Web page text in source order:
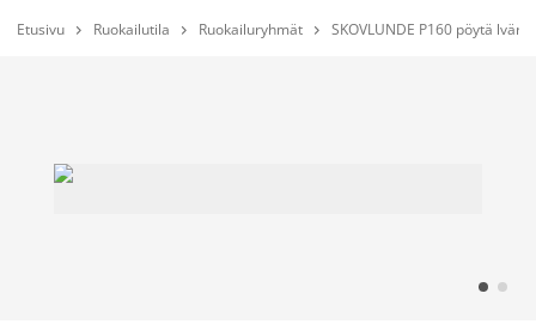
Etusivu  Ruokailutila  Ruokailuryhmät  SKOVLUNDE P160 pöytä lvär.